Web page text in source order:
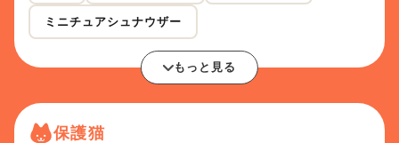
ミニチュアシュナウザー
もっと見る
保護猫